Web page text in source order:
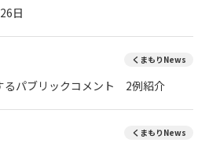
日
くまもりNews
るパブリックコメント 2例紹介
くまもりNews